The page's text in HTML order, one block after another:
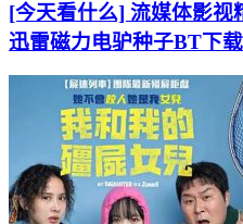
[今天看什么] 流媒体影视
迅雷磁力电驴种子BT下